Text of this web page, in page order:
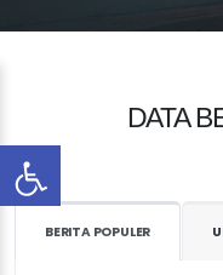
DATA
BERITA POPULER